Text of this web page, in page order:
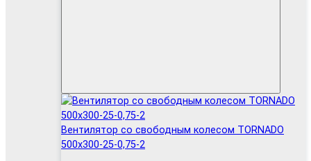
Вентилятор cо свободным колесом TORNADO
500x300-25-0,75-2